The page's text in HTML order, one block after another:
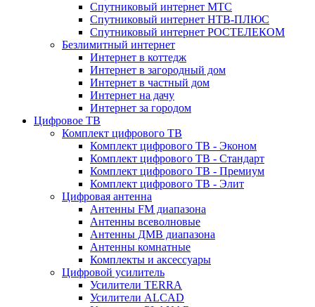
Спутниковый интернет МТС
Спутниковый интернет НТВ-ПЛЮС
Спутниковый интернет РОСТЕЛЕКОМ
Безлимитный интернет
Интернет в коттедж
Интернет в загородный дом
Интернет в частный дом
Интернет на дачу
Интернет за городом
Цифровое ТВ
Комплект цифрового ТВ
Комплект цифрового ТВ - Эконом
Комплект цифрового ТВ - Стандарт
Комплект цифрового ТВ - Премиум
Комплект цифрового ТВ - Элит
Цифровая антенна
Антенны FM диапазона
Антенны всеволновые
Антенны ДМВ диапазона
Антенны комнатные
Комплекты и аксессуары
Цифровой усилитель
Усилители TERRA
Усилители ALCAD